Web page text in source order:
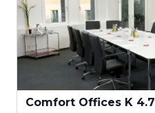
Comfort Offices K 4.7